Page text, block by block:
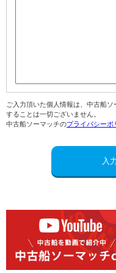
ご入力頂いた個人情報は、中古船
することは一切ございません。
中古船ソーマッチのプライバシーポ
入